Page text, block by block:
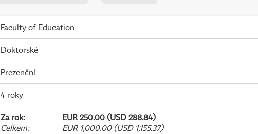
Faculty of Education
Doktorské
Prezenční
4 roky
Za rok:
EUR 250.00 (USD 288.84)
Celkem: EUR 1,000.00 (USD 1,155.37)